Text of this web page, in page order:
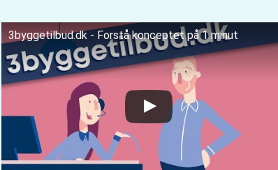
3byggetilbud.dk - Forstå konceptet på 1 minut